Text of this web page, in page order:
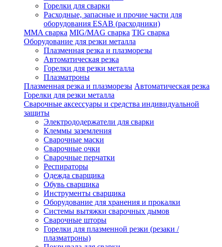
Горелки для сварки
Расходные, запасные и прочие части для
оборудования ESAB (расходники)
MMA сварка MIG/MAG сварка TIG сварка
Оборудование для резки металла
Плазменная резка и плазморезы
Автоматическая резка
Горелки для резки металла
Плазматроны
Плазменная резка и плазморезы Автоматическая резка
Горелки для резки металла
Сварочные аксессуары и средства индивидуальной
защиты
Электрододержатели для сварки
Клеммы заземления
Сварочные маски
Сварочные очки
Сварочные перчатки
Респираторы
Одежда сварщика
Обувь сварщика
Инструменты сварщика
Оборудование для хранения и прокалки
Системы вытяжки сварочных дымов
Сварочные шторы
Горелки для плазменной резки (резаки /
плазматроны)